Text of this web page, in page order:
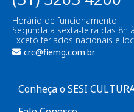
Horário de funcionamento:
Segunda a sexta-feira das 8h
Exceto feriados nacionais e
crc@fiemg.com.br
Conheça o SESI